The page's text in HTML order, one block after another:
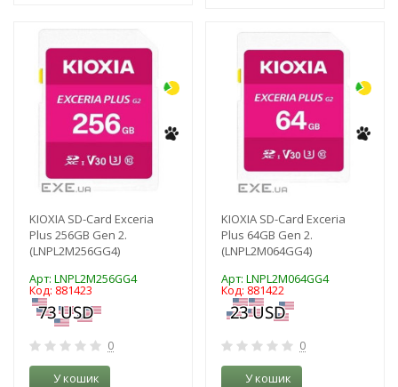
KIOXIA SD-Card Exceria
Plus 256GB Gen 2.
(LNPL2M256GG4)
Арт: LNPL2M256GG4
Код: 881423
0
У кошик
KIOXIA SD-Card Exceria
Plus 64GB Gen 2.
(LNPL2M064GG4)
Арт: LNPL2M064GG4
Код: 881422
0
У кошик